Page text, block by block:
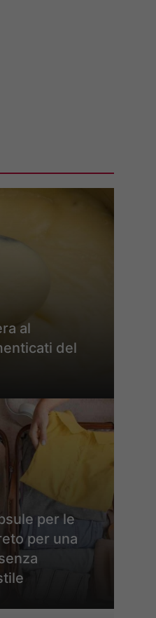
al
del
per le
per una